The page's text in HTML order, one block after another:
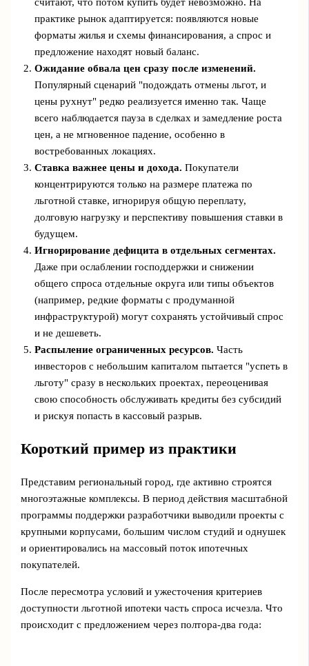
практике рынок адаптируется: появляются новые
форматы жилья и схемы финансирования, а спрос и
предложение находят новый баланс.
Ожидание обвала цен сразу после изменений.
Популярный сценарий "подождать отмены льгот, и
цены рухнут" редко реализуется именно так. Чаще
всего наблюдается пауза в сделках и замедление роста
цен, а не мгновенное падение, особенно в
востребованных локациях.
Ставка важнее цены и дохода. Покупатели
концентрируются только на размере платежа по
льготной ставке, игнорируя общую переплату,
долговую нагрузку и перспективу повышения ставки в
будущем.
Игнорирование дефицита в отдельных сегментах.
Даже при ослаблении господдержки и снижении
общего спроса отдельные округа или типы объектов
(например, редкие форматы с продуманной
инфраструктурой) могут сохранять устойчивый спрос
и не дешеветь.
Распыление ограниченных ресурсов. Часть
инвесторов с небольшим капиталом пытается "успеть в
льготу" сразу в нескольких проектах, переоценивая
свою способность обслуживать кредиты без субсидий
и рискуя попасть в кассовый разрыв.
Короткий пример из практики
Представим региональный город, где активно строятся
многоэтажные комплексы. В период действия масштабной
программы поддержки разработчики выводили проекты с
крупными корпусами, большим числом студий и однушек
и ориентировались на массовый поток ипотечных
покупателей.
После пересмотра условий и ужесточения критериев
доступности льготной ипотеки часть спроса исчезла. Что
происходит с предложением через полтора-два года: